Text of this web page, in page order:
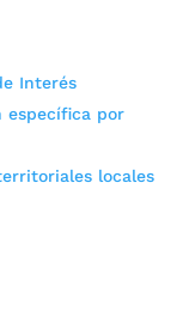
Interés
específica por
locales
del
proyecto,